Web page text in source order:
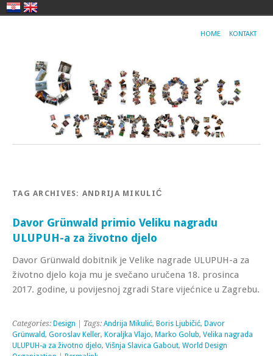
HOME KONTAKT
TAG ARCHIVES: ANDRIJA MIKULIĆ
Davor Grünwald primio Veliku nagradu
ULUPUH-a za životno djelo
Davor Grünwald dobitnik je Velike nagrade ULUPUH-a za
životno djelo koja mu je svečano uručena 18. prosinca
2017. godine, u povijesnoj zgradi Stare vijećnice u Zagrebu.
Categories: Design | Tags: Andrija Mikulić, Boris Ljubičić, Davor
Grünwald, Goroslav Keller, Koraljka Vlajo, Marko Golub, Velika nagrada
ULUPUH-a za životno djelo, Višnja Slavica Gabout, World Design